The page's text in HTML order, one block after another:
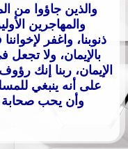
والذين جاؤوا من
والمهاجرين
ذنوبنا، واغفر
بالإيمان، ولا
الإيمان، ربنا إنك
على أنه ينبغي
وأن يحب صحابة